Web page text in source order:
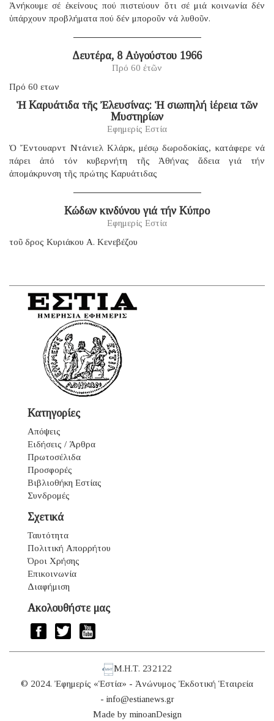
Ἀνήκουμε σέ ἐκείνους πού πιστεύουν ὅτι σέ μιά κοινωνία δέν
ὑπάρχουν προβλήματα πού δέν μποροῦν νά λυθοῦν.
Δευτέρα, 8 Αὐγούστου 1966
Πρό 60 ἐτῶν
Πρό 60 ετων
Ἡ Καρυάτιδα τῆς Ἐλευσίνας: Ἡ σιωπηλή ἱέρεια τῶν
Μυστηρίων
Εφημερίς Εστία
Ὁ Ἔντουαρντ Ντάνιελ Κλάρκ, μέσῳ δωροδοκίας, κατάφερε νά
πάρει ἀπό τόν κυβερνήτη τῆς Ἀθήνας ἄδεια γιά τήν
ἀπομάκρυνση τῆς πρώτης Καρυάτιδας
Κώδων κινδύνου γιά τήν Κύπρο
Εφημερίς Εστία
τοῦ δρος Κυριάκου Α. Κενεβέζου
Κατηγορίες
Απόψεις
Ειδήσεις / Άρθρα
Πρωτοσέλιδα
Προσφορές
Βιβλιοθήκη Εστίας
Συνδρομές
Σχετικά
Ταυτότητα
Πολιτική Απορρήτου
Όροι Χρήσης
Επικοινωνία
Διαφήμιση
Ακολουθήστε μας
Μ.Η.Τ. 232122
© 2024. Ἐφημερίς «Ἑστία» - Ἀνώνυμος Ἐκδοτική Ἑταιρεία
- info@estianews.gr
Made by minoanDesign